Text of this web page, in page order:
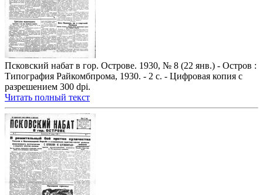
Псковский набат в гор. Острове. 1930, № 8 (22 янв.) - Остров :
Типография Райкомбпрома, 1930. - 2 с. - Цифровая копия с
разрешением 300 dpi.
Читать полный текст